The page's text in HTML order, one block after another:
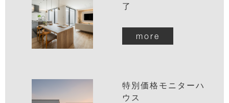
了
more
特別価格モニターハ
ウス